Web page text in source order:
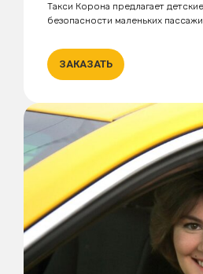
Такси Корона предлагает
безопасности маленьких
ЗАКАЗАТЬ